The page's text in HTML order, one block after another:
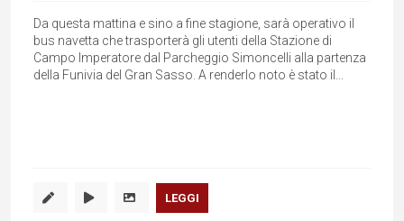
Da questa mattina e sino a fine stagione, sarà operativo il
bus navetta che trasporterà gli utenti della Stazione di
Campo Imperatore dal Parcheggio Simoncelli alla partenza
della Funivia del Gran Sasso. A renderlo noto è stato il...
LEGGI